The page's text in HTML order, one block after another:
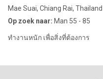
Mae Suai, Chiang Rai, Thailand
Op zoek naar: Man 55 - 85
ทำงานหนัก เพื่อสิ่งที่ต้องการ